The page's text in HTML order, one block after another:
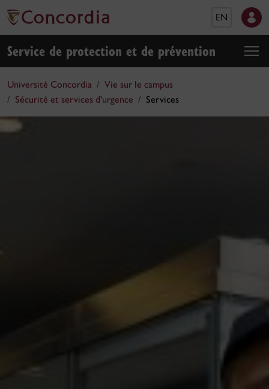
EN
Service de protection et de prévention
Université Concordia
Vie sur le campus
Sécurité et services d'urgence
Services